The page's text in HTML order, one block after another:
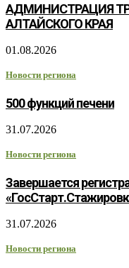
АДМИНИСТРАЦИЯ
АЛТАЙСКОГО КРАЯ
01.08.2026
Новости региона
500 функций печени
31.07.2026
Новости региона
Завершается
31.07.2026
Новости региона